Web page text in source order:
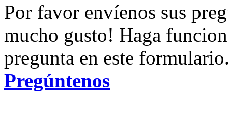
Por favor envíenos sus
mucho gusto! Haga
pregunta en este
Pregúntenos